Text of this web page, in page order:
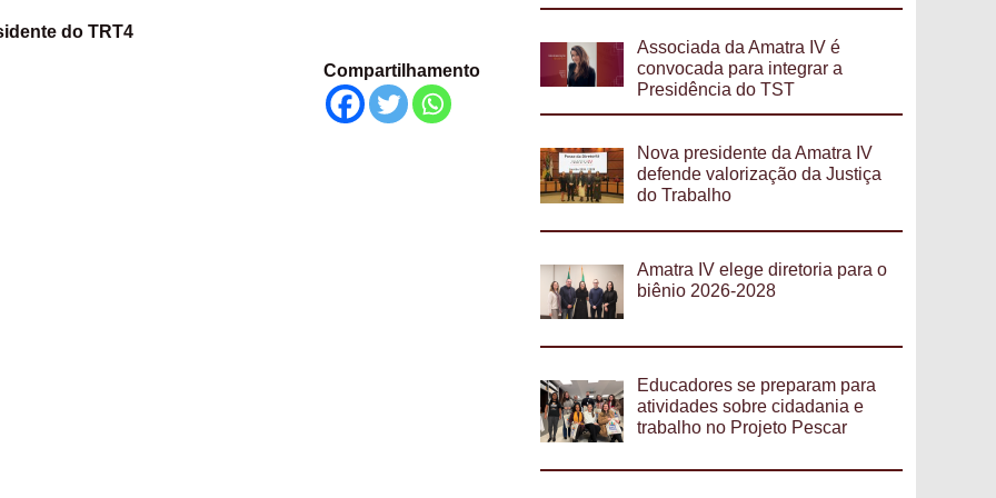
do TRT4
Compartilhamento
Associada da Amatra IV é
convocada para integrar a
Presidência do TST
Nova presidente da Amatra IV
defende valorização da Justiça
do Trabalho
Amatra IV elege diretoria para o
biênio 2026-2028
Educadores se preparam para
atividades sobre cidadania e
trabalho no Projeto Pescar